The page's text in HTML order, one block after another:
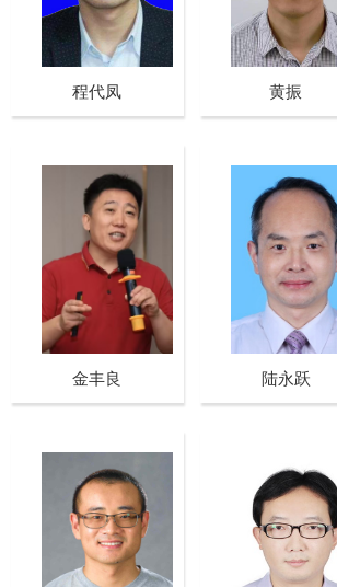
程代凤 黄振
金丰良 陆永跃